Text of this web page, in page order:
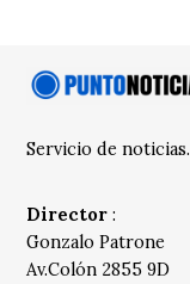
Servicio de noticias.
Director :
Gonzalo Patrone
Av.Colón 2855 9D